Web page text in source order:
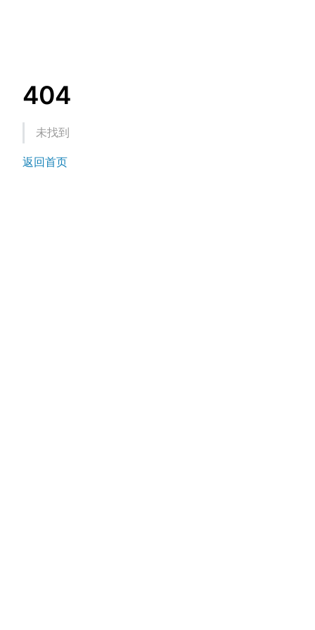
404
未找到
返回首页